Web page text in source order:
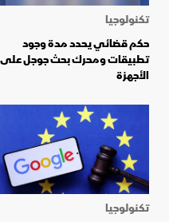
تكنولوجيا
حكم قضائي يحدد مدة وجود
تطبيقات ومحرك بحث جوجل على
الأجهزة
تكنولوجيا